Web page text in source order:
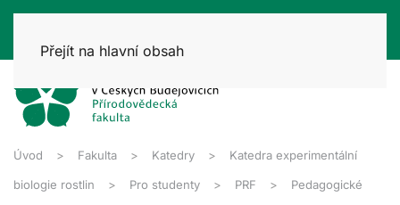
Přejít na hlavní obsah
Úvod Fakulta Katedry Katedra experimentální
biologie rostlin Pro studenty PRF Pedagogické